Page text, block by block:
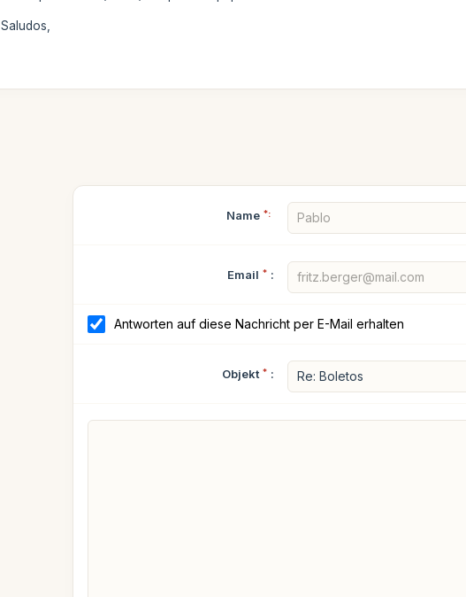
Saludos,
Name *:
Email * :
Antworten auf diese Nachricht per E-Mail erhalten
Objekt * :